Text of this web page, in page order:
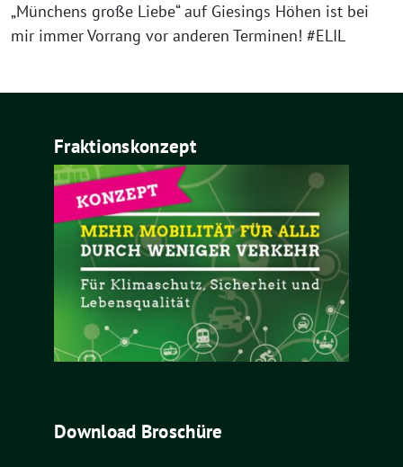
„Münchens große Liebe“ auf Giesings Höhen ist bei
mir immer Vorrang vor anderen Terminen! #ELIL
Fraktionskonzept
Download Broschüre